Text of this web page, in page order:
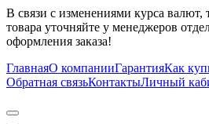
В связи с изменениями курса
товара уточняйте у менеджеров
оформления заказа!
ГлавнаяО компанииГарантияКак
Обратная связьКонтактыЛичный